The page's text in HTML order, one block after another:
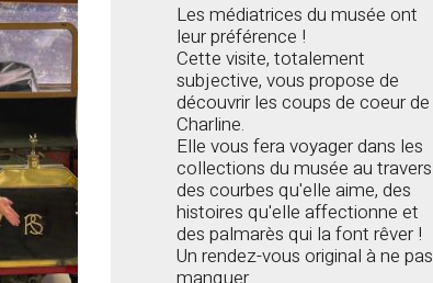
Les médiatrices du musée ont
leur préférence !
Cette visite, totalement
subjective, vous propose de
découvrir les coups de coeur de
Charline.
Elle vous fera voyager dans les
collections du musée au travers
des courbes qu'elle aime, des
histoires qu'elle affectionne et
des palmarès qui la font rêver !
Un rendez-vous original à ne pas